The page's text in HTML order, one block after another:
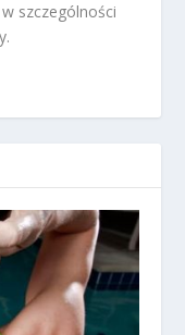
szczególności